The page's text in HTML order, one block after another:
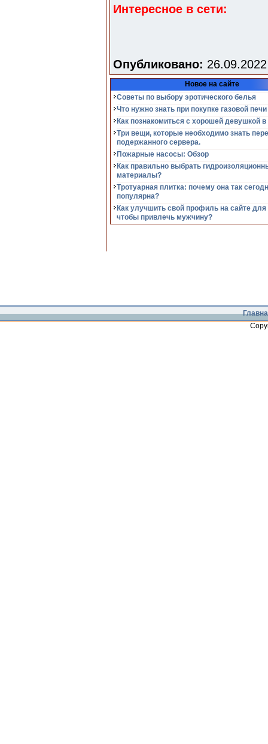
Интересное в сети:
Опубликовано:
Новое на сайте
Советы по выбору эротического белья
Что нужно знать при покупке газовой печи
Как познакомиться с хорошей девушкой в
Три вещи, которые необходимо знать
подержанного сервера.
Пожарные насосы: Обзор
Как правильно выбрать
материалы?
Тротуарная плитка: почему она так
популярна?
Как улучшить свой профиль на сайте для
чтобы привлечь мужчину?